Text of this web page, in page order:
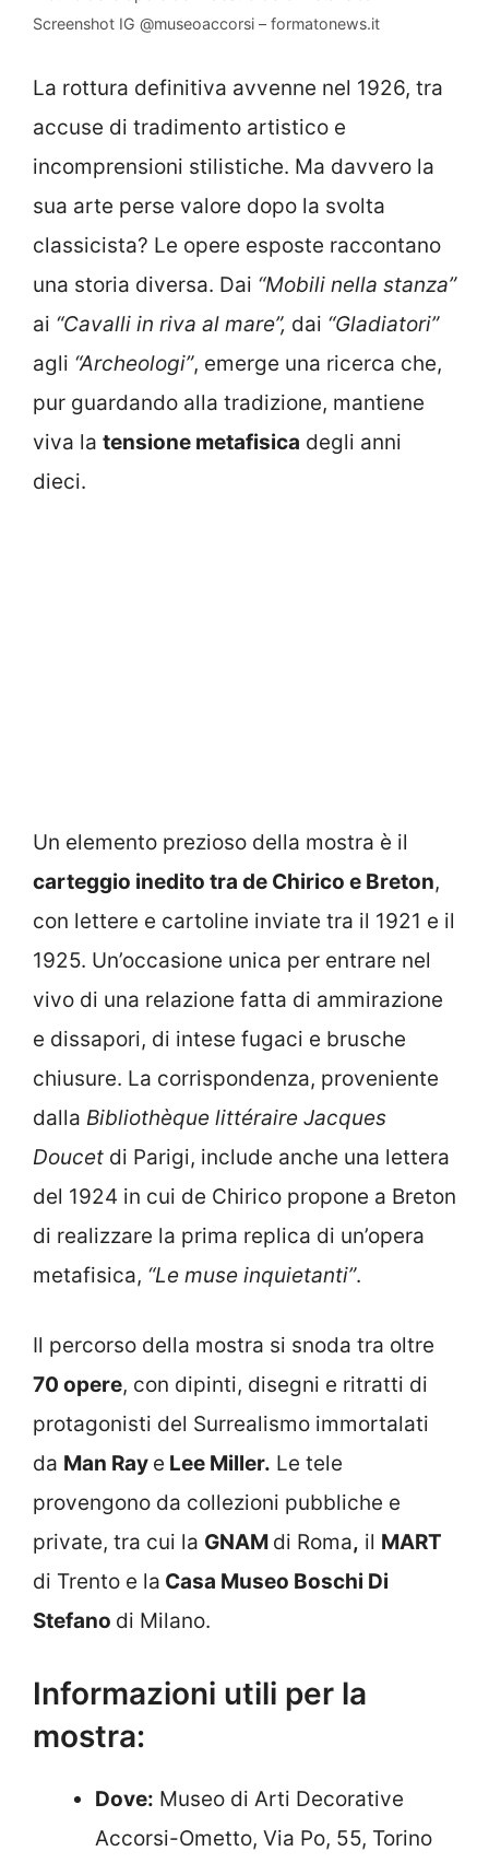
Screenshot IG @museoaccorsi – formatonews.it
La rottura definitiva avvenne nel 1926, tra
accuse di tradimento artistico e
incomprensioni stilistiche. Ma davvero la
sua arte perse valore dopo la svolta
classicista? Le opere esposte raccontano
una storia diversa. Dai “Mobili nella stanza”
ai “Cavalli in riva al mare”, dai “Gladiatori”
agli “Archeologi”, emerge una ricerca che,
pur guardando alla tradizione, mantiene
viva la tensione metafisica degli anni
dieci.
Un elemento prezioso della mostra è il
carteggio inedito tra de Chirico e Breton,
con lettere e cartoline inviate tra il 1921 e il
1925. Un’occasione unica per entrare nel
vivo di una relazione fatta di ammirazione
e dissapori, di intese fugaci e brusche
chiusure. La corrispondenza, proveniente
dalla Bibliothèque littéraire Jacques
Doucet di Parigi, include anche una lettera
del 1924 in cui de Chirico propone a Breton
di realizzare la prima replica di un’opera
metafisica, “Le muse inquietanti”.
Il percorso della mostra si snoda tra oltre
70 opere, con dipinti, disegni e ritratti di
protagonisti del Surrealismo immortalati
da Man Ray e Lee Miller. Le tele
provengono da collezioni pubbliche e
private, tra cui la GNAM di Roma, il MART
di Trento e la Casa Museo Boschi Di
Stefano di Milano.
Informazioni utili per la
mostra:
Dove: Museo di Arti Decorative
Accorsi-Ometto, Via Po, 55, Torino